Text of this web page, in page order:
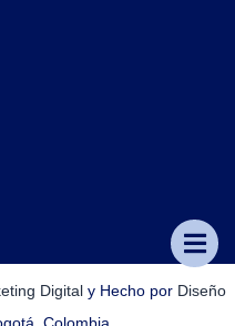
Digital y Hecho por Diseño